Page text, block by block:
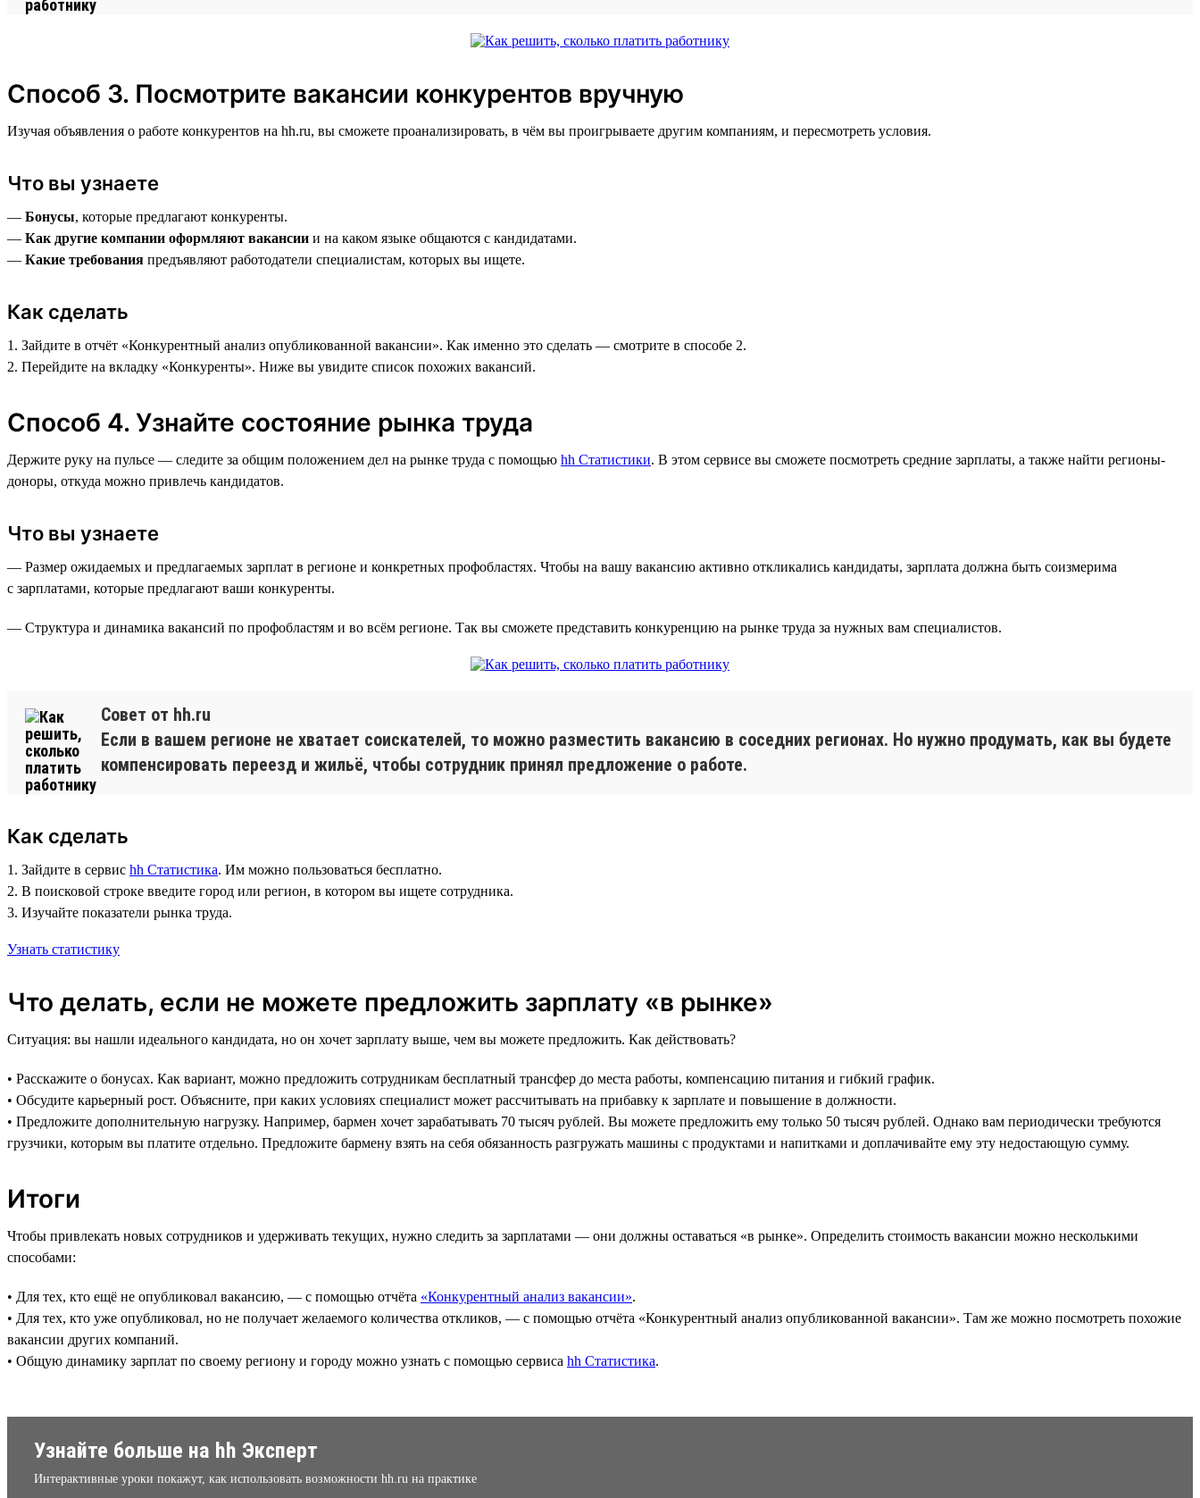
Способ 3. Посмотрите вакансии конкурентов вручную
Изучая объявления о работе конкурентов на hh.ru, вы сможете проанализировать, в чём вы проигрываете другим компаниям, и пересмотреть условия.
Что вы узнаете
— Бонусы, которые предлагают конкуренты.
— Как другие компании оформляют вакансии и на каком языке общаются с кандидатами.
— Какие требования предъявляют работодатели специалистам, которых вы ищете.
Как сделать
1. Зайдите в отчёт «Конкурентный анализ опубликованной вакансии». Как именно это сделать — смотрите в способе 2.
2. Перейдите на вкладку «Конкуренты». Ниже вы увидите список похожих вакансий.
Способ 4. Узнайте состояние рынка труда
Держите руку на пульсе — следите за общим положением дел на рынке труда с помощью hh Статистики. В этом сервисе вы сможете посмотреть средние зарплаты, а также найти регионы-
доноры, откуда можно привлечь кандидатов.
Что вы узнаете
— Размер ожидаемых и предлагаемых зарплат в регионе и конкретных профобластях. Чтобы на вашу вакансию активно откликались кандидаты, зарплата должна быть соизмерима
с зарплатами, которые предлагают ваши конкуренты.
— Структура и динамика вакансий по профобластям и во всём регионе. Так вы сможете представить конкуренцию на рынке труда за нужных вам специалистов.
Совет от hh.ru
Если в вашем регионе не хватает соискателей, то можно разместить вакансию в соседних регионах. Но нужно продумать, как вы будете
компенсировать переезд и жильё, чтобы сотрудник принял предложение о работе.
Как сделать
1. Зайдите в сервис hh Статистика. Им можно пользоваться бесплатно.
2. В поисковой строке введите город или регион, в котором вы ищете сотрудника.
3. Изучайте показатели рынка труда.
Узнать статистику
Что делать, если не можете предложить зарплату «в рынке»
Ситуация: вы нашли идеального кандидата, но он хочет зарплату выше, чем вы можете предложить. Как действовать?
• Расскажите о бонусах. Как вариант, можно предложить сотрудникам бесплатный трансфер до места работы, компенсацию питания и гибкий график.
• Обсудите карьерный рост. Объясните, при каких условиях специалист может рассчитывать на прибавку к зарплате и повышение в должности.
• Предложите дополнительную нагрузку. Например, бармен хочет зарабатывать 70 тысяч рублей. Вы можете предложить ему только 50 тысяч рублей. Однако вам периодически требуются
грузчики, которым вы платите отдельно. Предложите бармену взять на себя обязанность разгружать машины с продуктами и напитками и доплачивайте ему эту недостающую сумму.
Итоги
Чтобы привлекать новых сотрудников и удерживать текущих, нужно следить за зарплатами — они должны оставаться «в рынке». Определить стоимость вакансии можно несколькими
способами:
• Для тех, кто ещё не опубликовал вакансию, — с помощью отчёта «Конкурентный анализ вакансии».
• Для тех, кто уже опубликовал, но не получает желаемого количества откликов, — с помощью отчёта «Конкурентный анализ опубликованной вакансии». Там же можно посмотреть похожие
вакансии других компаний.
• Общую динамику зарплат по своему региону и городу можно узнать с помощью сервиса hh Статистика.
Узнайте больше на hh Эксперт
Интерактивные уроки покажут, как использовать возможности hh.ru на практике